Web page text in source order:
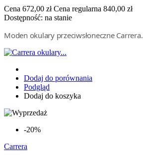
Cena 672,00 zł Cena regularna 840,00 zł
Dostępność: na stanie
Moden okulary przeciwsłoneczne Carrera.
Dodaj do porównania
Podgląd
Dodaj do koszyka
-20%
Carrera